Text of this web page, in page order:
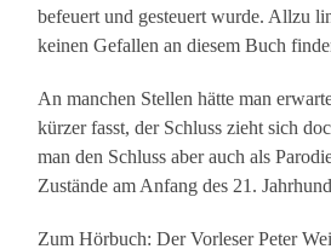
befeuert und gesteuert wurde. Allzu
keinen Gefallen an diesem Buch
An manchen Stellen hätte man
kürzer fasst, der Schluss zieht sich
man den Schluss aber auch als
Zustände am Anfang des 21.
Zum Hörbuch: Der Vorleser Peter